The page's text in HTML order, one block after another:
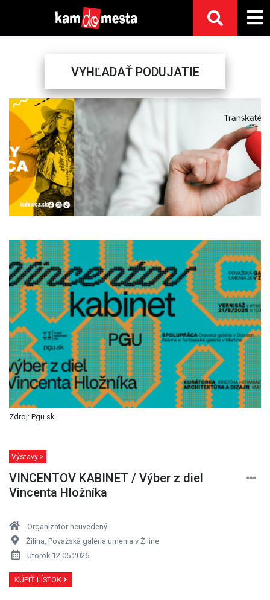
VYHĽADAŤ PODUJATIE
Previous Next
Zdroj: Pgu.sk
Výstavy >
VINCENTOV KABINET / Výber z diel
Vincenta Hložníka
Organizátor neuvedený
Žilina, Považská galéria umenia v Žiline
Utorok 12.05.2026
KÚPIŤ LÍSTOK